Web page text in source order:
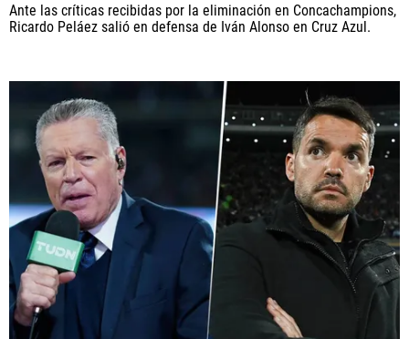
Ante las críticas recibidas por la eliminación en Concachampions,
Ricardo Peláez salió en defensa de Iván Alonso en Cruz Azul.